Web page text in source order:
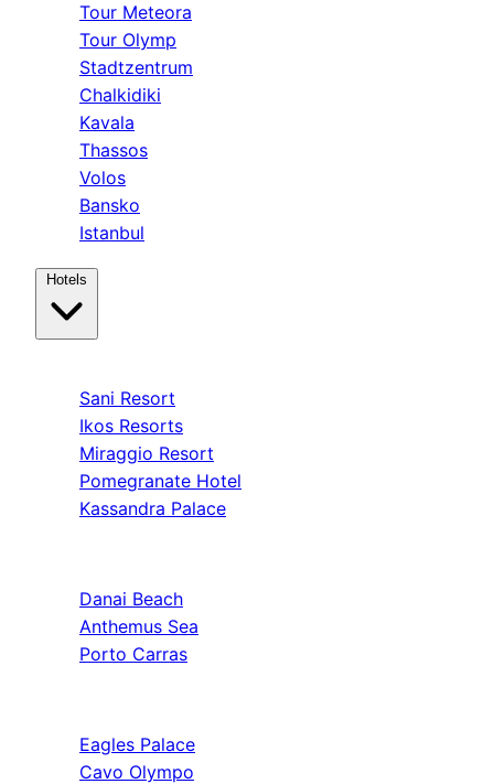
Tour Meteora
Tour Olymp
Stadtzentrum
Chalkidiki
Kavala
Thassos
Volos
Bansko
Istanbul
Sani Resort
Ikos Resorts
Miraggio Resort
Pomegranate Hotel
Kassandra Palace
Danai Beach
Anthemus Sea
Porto Carras
Eagles Palace
Cavo Olympo